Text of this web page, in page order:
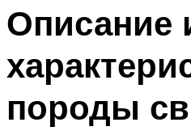
Описание
породы